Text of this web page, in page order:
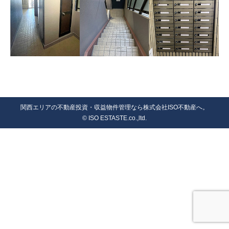
関西エリアの不動産投資・収益物件管理なら株式会社ISO不動産へ。
© ISO ESTASTE.co.,ltd.